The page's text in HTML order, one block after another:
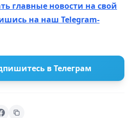
главные новости на свой
на наш Telegram-
в Телеграм